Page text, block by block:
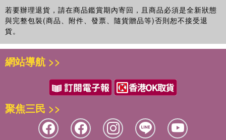
若要辦理退貨，請在商品鑑賞期內寄回，且商品必須是全新狀態
與完整包裝(商品、附件、發票、隨貨贈品等)否則恕不接受退
貨。
網站導航 >>
聚焦三民 >>